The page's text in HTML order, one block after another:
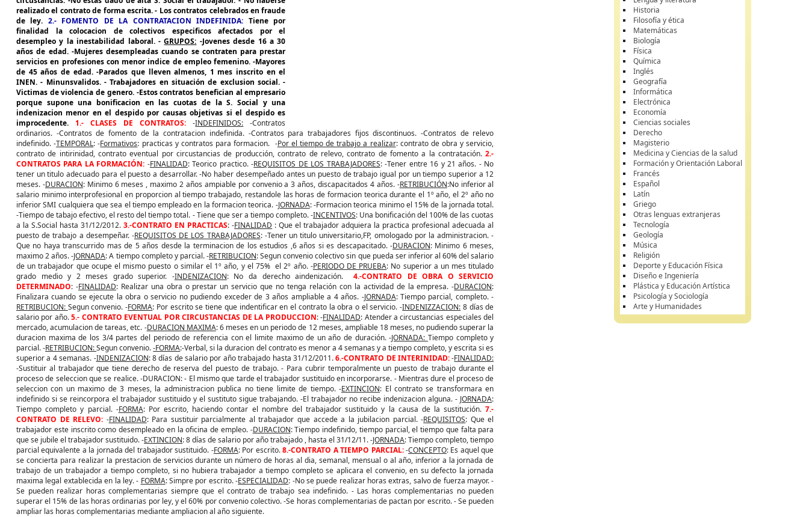
realizado el contrato de forma escrita. - Los contratos celebrados en fraude
de ley. 2.- FOMENTO DE LA CONTRATACION INDEFINIDA: Tiene por
finalidad la colocacion de colectivos especificos afectados por el
desempleo y la inestabilidad laboral. -GRUPOS: -Jovenes desde 16 a 30
años de edad. -Mujeres desempleadas cuando se contraten para prestar
servicios en profesiones con menor indice de empleo femenino. -Mayores
de 45 años de edad. -Parados que lleven almenos, 1 mes inscrito en el
INEN. - Minunsvalidos. - Trabajadores en situación de exclusion social. -
Victimas de violencia de genero. -Estos contratos benefician al empresario
porque supone una bonificacion en las cuotas de la S. Social y una
indenizacion menor en el despido por causas objetivas si el despido es
improcedente.1.- CLASES DE CONTRATOS:-INDEFINIDOS: -Contratos
ordinarios. -Contratos de fomento de la contratacion indefinida. -Contratos para trabajadores fijos discontinuos. -Contratos de relevo
indefinido. -TEMPORAL: -Formativos: practicas y contratos para formacion. -Por el tiempo de trabajo a realizar: contrato de obra y servicio,
contrato de intirinidad, contrato eventual por circustancias de producción, contrato de relevo, contrato de fomento a la contratación.2.-
CONTRATOS PARA LA FORMACIÓN: -FINALIDAD: Teorico practico. -REQUISITOS DE LOS TRABAJADORES: -Tener entre 16 y 21 años. - No
tener un titulo adecuado para el puesto a desarrollar. -No haber desempeñado antes un puesto de trabajo igual por un tiempo superior a 12
meses. -DURACION: Minimo 6 meses , maximo 2 años ampiable por convenio a 3 años, discapacitados 4 años. -RETRIBUCIÓN:No inferior al
salario minimo interprofesional en proporcion al tiempo trabajado, restandole las horas de formacion teorica durante el 1º año, el 2º año no
inferior SMI cualquiera que sea el tiempo empleado en la formacion teorica. -JORNADA: -Formacion teorica minimo el 15% de la jornada total.
-Tiempo de tabajo efectivo, el resto del tiempo total. - Tiene que ser a tiempo completo. -INCENTIVOS: Una bonificación del 100% de las cuotas
a la S.Social hasta 31/12/2012.3.-CONTRATO EN PRACTICAS: -FINALIDAD : Que el trabajador adquiera la practica profesional adecuada al
puesto de trabajo a desempeñar. -REQUISITOS DE LOS TRABAJADORES: -Tener un titulo universitario,FP, omologado por la administracion. -
Que no haya transcurrido mas de 5 años desde la terminacion de los estudios ,6 años si es descapacitado. -DURACION: Minimo 6 meses,
maximo 2 años. -JORNADA: A tiempo completo y parcial. -RETRIBUCION: Segun convenio colectivo sin que pueda ser inferior al 60% del salario
de un trabajador que ocupe el mismo puesto o similar el 1º año, y el 75% el 2º año. -PERIODO DE PRUEBA: No superior a un mes titulado
grado medio y 2 meses grado superior. -INDENIZACION: No da derecho aindenización.4.-CONTRATO DE OBRA O SERVICIO
DETERMINADO: -FINALIDAD: Realizar una obra o prestar un servicio que no tenga relación con la actividad de la empresa. -DURACION:
Finalizara cuando se ejecute la obra o servicio no pudiendo exceder de 3 años ampliable a 4 años. -JORNADA: Tiempo parcial, completo. -
RETRIBUCION: Segun convenio. -FORMA: Por escrito se tiene que indentificar en el contrato la obra o el servicio. -INDENIZZACION: 8 días de
salario por año.5.- CONTRATO EVENTUAL POR CIRCUSTANCIAS DE LA PRODUCCION: -FINALIDAD: Atender a circustancias especiales del
mercado, acumulacion de tareas, etc. -DURACION MAXIMA: 6 meses en un periodo de 12 meses, ampliable 18 meses, no pudiendo superar la
duracion maxima de los 3/4 partes del periodo de referencia con el limite maximo de un año de duración. -JORNADA:Tiempo completo y
parcial. -RETRIBUCION:Segun convenio.-FORMA:-Verbal, si la duracion del contrato es menor a 4 semanas y a tiempo completo, y escrita si es
superior a 4 semanas. -INDENIZACION: 8 días de salario por año trabajado hasta 31/12/2011.6.-CONTRATO DE INTERINIDAD:-FINALIDAD:
-Sustituir al trabajador que tiene derecho de reserva del puesto de trabajo. - Para cubrir temporalmente un puesto de trabajo durante el
proceso de seleccion que se realice. -DURACION: - El mismo que tarde el trabajador sustituido en incorporarse. - Mientras dure el proceso de
seleccion con un maximo de 3 meses, la administracion publica no tiene limite de tiempo. -EXTINCION: El contrato se transformara en
indefinido si se reincorpora el trabajador sustituido y el sustituto sigue trabajando. -El trabajador no recibe indenizacion alguna. - JORNADA:
Tiempo completo y parcial. -FORMA: Por escrito, haciendo contar el nombre del trabajador sustituido y la causa de la sustitución.7.-
CONTRATO DE RELEVO: -FINALIDAD: Para sustituir parcialmente al trabajador que accede a la jubilacion parcial. -REQUISITOS: Que el
trabajador este inscrito como desempleado en la oficina de empleo. -DURACION: Tiempo indefinido, tiempo parcial, el tiempo que falta para
que se jubile el trabajador sustituido. -EXTINCION: 8 días de salario por año trabajado , hasta el 31/12/11. -JORNADA: Tiempo completo, tiempo
parcial equivalente a la jornada del trabajador sustituido. -FORMA: Por escrito.8.-CONTRATO A TIEMPO PARCIAL:-CONCEPTO: Es aquel que
se concierta para realizar la prestacion de servicios durante un número de horas al dia, semanal, mensual o al año, inferior a la jornada de
trabajo de un trabajador a tiempo completo, si no hubiera trabajador a tiempo completo se aplicara el convenio, en su defecto la jornada
maxima legal extablecida en la ley. - FORMA: Simpre por escrito. -ESPECIALIDAD: -No se puede realizar horas extras, salvo de fuerza mayor. -
Se pueden realizar horas complementarias siempre que el contrato de trabajo sea indefinido. - Las horas complementarias no pueden
superar el 15% de las horas ordinarias por ley, y el 60% por convenio colectivo. -Se horas complementarias de pactan por escrito. - Se pueden
ampliar las horas complementarias mediante ampliacion al año siguiente.
Historia
Filosofía y ética
Matemáticas
Biología
Física
Química
Inglés
Geografía
Informática
Electrónica
Economía
Ciencias sociales
Derecho
Magisterio
Medicina y Ciencias de la salud
Formación y Orientación Laboral
Francés
Español
Latín
Griego
Otras lenguas extranjeras
Tecnología
Geología
Música
Religión
Deporte y Educación Física
Diseño e Ingeniería
Plástica y Educación Artística
Psicología y Sociología
Arte y Humanidades